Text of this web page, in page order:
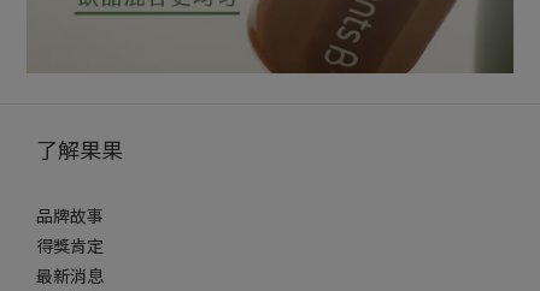
了解果果
品牌故事
得獎肯定
最新消息